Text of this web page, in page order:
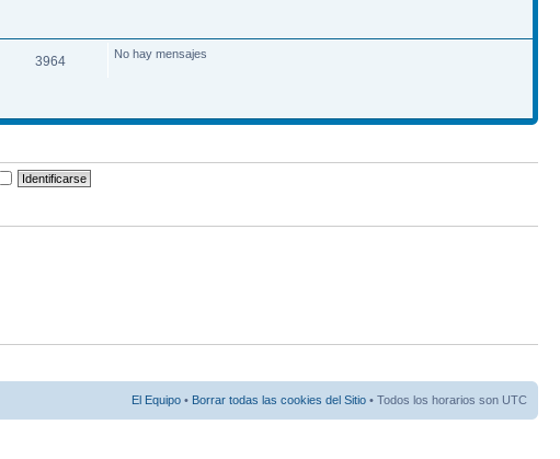
3964 No hay mensajes
El Equipo • Borrar todas las cookies del Sitio • Todos los horarios son UTC